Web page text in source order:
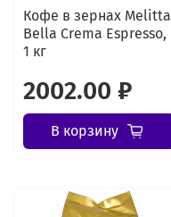
Кофе в зернах Melitta
Bella Crema Espresso,
1 кг
2002.00 ₽
В корзину